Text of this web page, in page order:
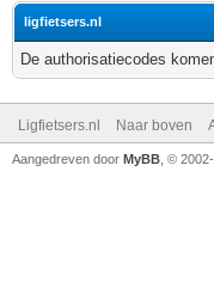
ligfietsers.nl
De authorisatiecodes
Ligfietsers.nl Naar boven
Aangedreven door MyBB , ©